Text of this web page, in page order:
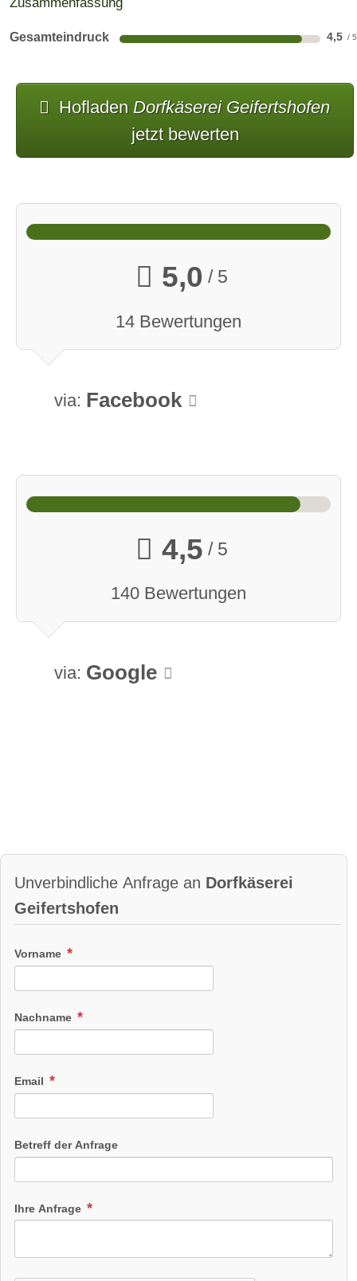
Gesamteindruck 4,5
Hofladen Dorfkäserei Geifertshofen
jetzt bewerten
5,0 / 5
14 Bewertungen
via: Facebook
4,5 / 5
140 Bewertungen
via: Google
Unverbindliche Anfrage an Dorfkäserei
Geifertshofen
Vorname
Nachname
Email
Betreff der Anfrage
Ihre Anfrage